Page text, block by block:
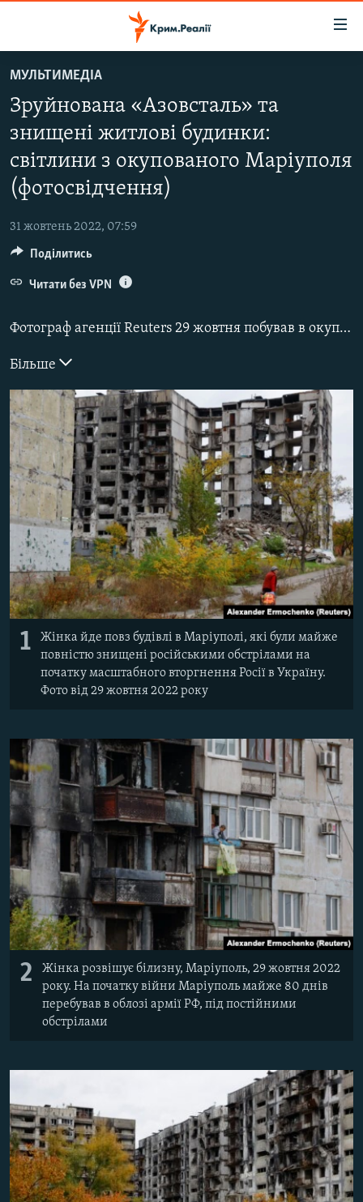
до
основного
матеріалу
до
основної
Перейти
до
ВОДА.КРИМ
ВІДЕО ТА ФОТО
ПОЛІТИКА
БЛОГИ
ПОГЛЯД
ІНТЕРВ'Ю
ВСЕ ЗА ДЕНЬ
СПЕЦПРОЕКТИ
СВІДЧЕННЯ ОКУПАЦІЇ
УКРАЇНСЬКА ПРОБЛЕМА КРИМУ
ІНФОГРАФІКА
Русский
Qırımtatar
ДОЛУЧАЙСЯ!
Усі сайти RFE/RL
МУЛЬТИМЕДІА
Зруйнована «Азовсталь» та
знищені житлові будинки:
світлини з окупованого Маріуполя
(фотосвідчення)
31 жовтень 2022, 07:59
Фотограф агенції Reuters 29 жовтня побував в окупованому Росією Маріуполі.
Більше
1
Жінка йде повз будівлі в Маріуполі, які були майже
повністю знищені російськими обстрілами на
початку масштабного вторгнення Росії в Україну.
Фото від 29 жовтня 2022 року
2
Жінка розвішує білизну, Маріуполь, 29 жовтня 2022
року. На початку війни Маріуполь майже 80 днів
перебував в облозі армії РФ, під постійними
обстрілами
Поділитись
Читати без VPN